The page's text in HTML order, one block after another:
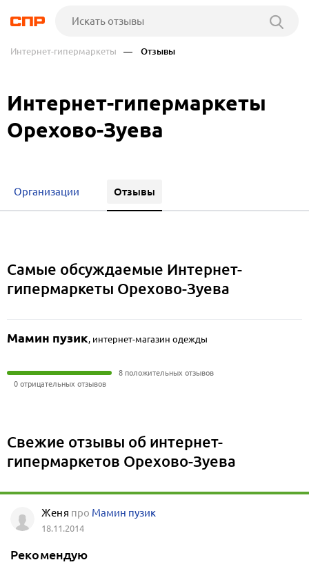
Интернет-гипермаркеты — Отзывы
Интернет-гипермаркеты
Орехово-Зуева
Организации Отзывы
Самые обсуждаемые Интернет-
гипермаркеты Орехово-Зуева
Мамин пузик, интернет-магазин одежды
8 положительных отзывов
0 отрицательных отзывов
Свежие отзывы об интернет-
гипермаркетов Орехово-Зуева
Женя про Мамин пузик
18.11.2014
Рекомендую